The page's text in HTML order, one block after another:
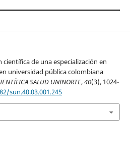
de una especialización en
universidad pública colombiana
SALUD UNINORTE,40(3), 1024-
sun.40.03.001.245